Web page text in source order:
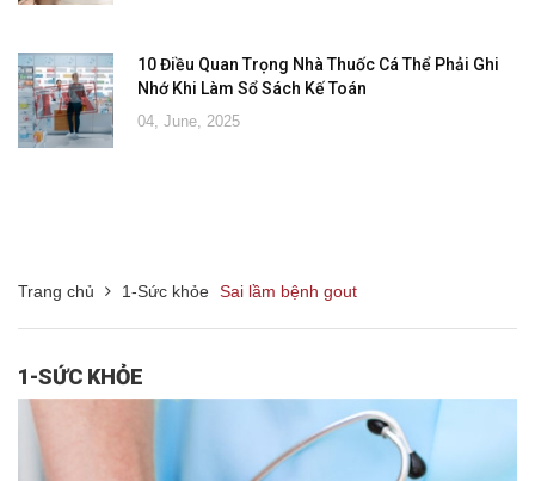
10 Điều Quan Trọng Nhà Thuốc Cá Thể Phải Ghi
Nhớ Khi Làm Sổ Sách Kế Toán
04, June, 2025
Trang chủ 1-Sức khỏe Sai lầm bệnh gout
1-SỨC KHỎE